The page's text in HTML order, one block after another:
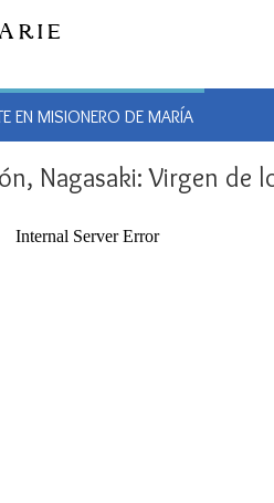
EN MISIONERO DE MARÍA
Nagasaki: Virgen de